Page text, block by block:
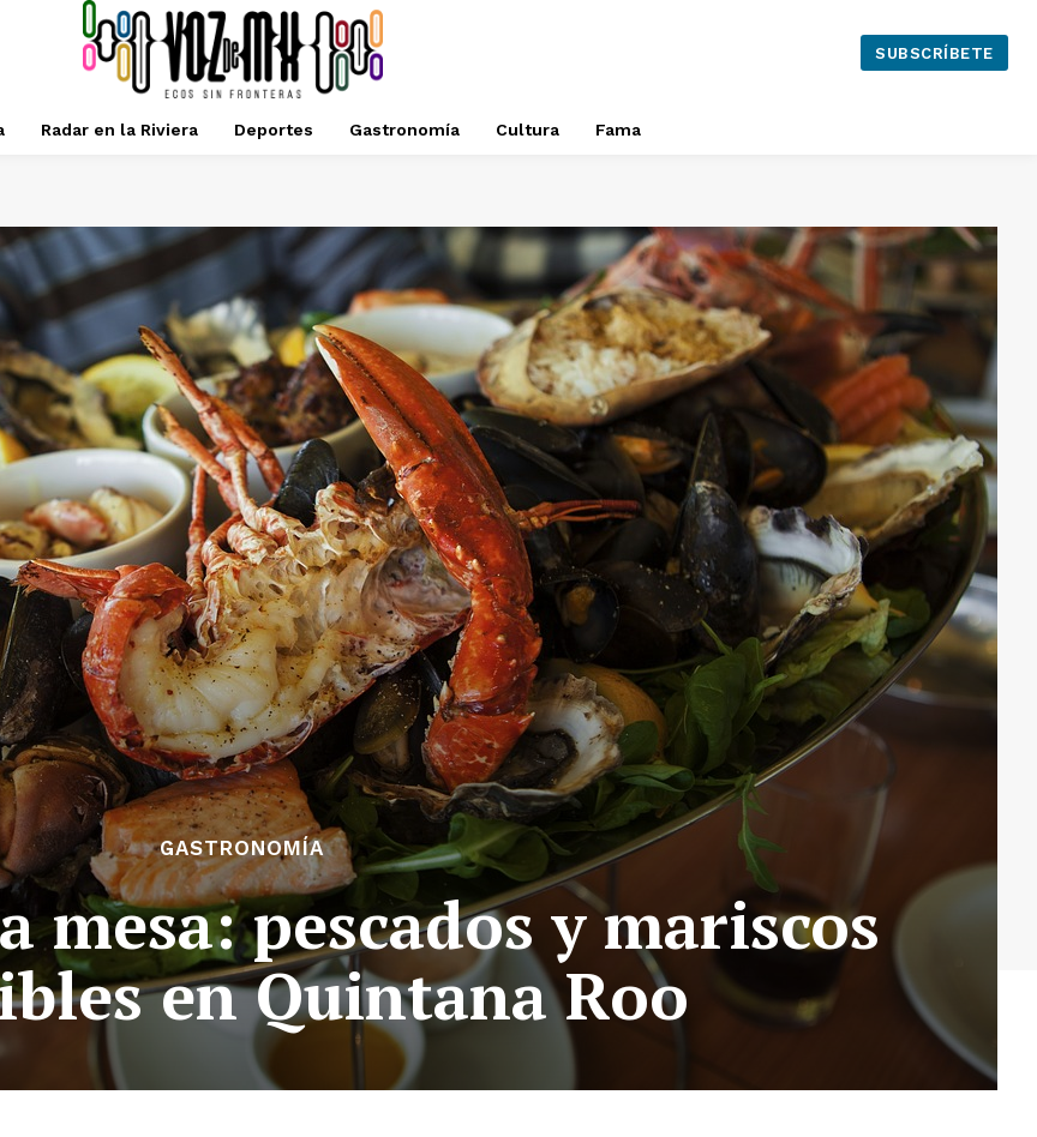
SUBSCRÍBETE
Radar en la Riviera Deportes Gastronomía Cultura Fama
GASTRONOMÍA
mesa: pescados y mariscos
en Quintana Roo